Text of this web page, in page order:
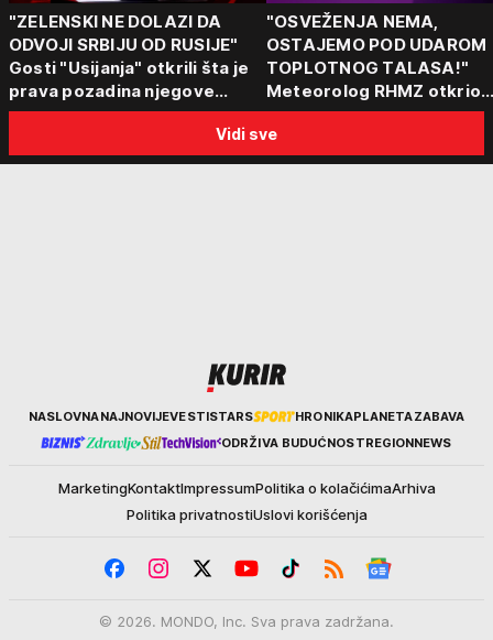
"ZELENSKI NE DOLAZI DA
ODVOJI SRBIJU OD RUSIJE"
Gosti "Usijanja" otkrili šta je
prava pozadina njegove
posete Beogradu
"OSVEŽENJA NEMA,
OSTAJEMO POD UDAROM
TOPLOTNOG TALASA!"
Meteorolog RHMZ otkrio
kakvo vreme nas čeka do
kraja avgusta
Vidi sve
KurirNASLOVNANAJNOVIJEVESTISTARS HRONIKAPLANETAZABAVA
ODRŽIVA BUDUĆNOSTREGIONNEWS
MarketingKontaktImpressumPolitika o kolačićimaArhiva
Politika privatnostiUslovi korišćenja
© 2026. MONDO, Inc. Sva prava zadržana.